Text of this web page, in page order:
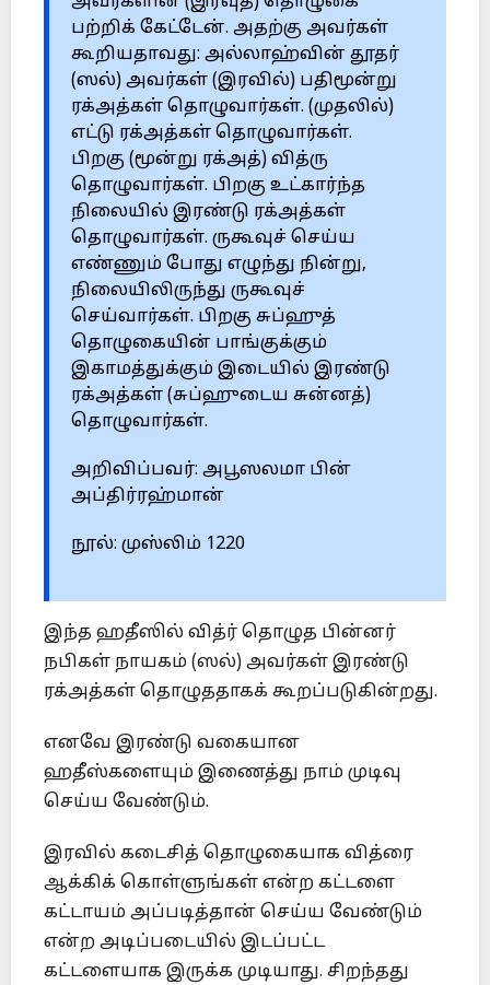
பற்றிக் கேட்டேன். அதற்கு அவர்கள்
கூறியதாவது: அல்லாஹ்வின் தூதர்
(ஸல்) அவர்கள் (இரவில்) பதிமூன்று
ரக்அத்கள் தொழுவார்கள். (முதலில்)
எட்டு ரக்அத்கள் தொழுவார்கள்.
பிறகு (மூன்று ரக்அத்) வித்ரு
தொழுவார்கள். பிறகு உட்கார்ந்த
நிலையில் இரண்டு ரக்அத்கள்
தொழுவார்கள். ருகூவுச் செய்ய
எண்ணும் போது எழுந்து நின்று,
நிலையிலிருந்து ருகூவுச்
செய்வார்கள். பிறகு சுப்ஹுத்
தொழுகையின் பாங்குக்கும்
இகாமத்துக்கும் இடையில் இரண்டு
ரக்அத்கள் (சுப்ஹுடைய சுன்னத்)
தொழுவார்கள்.
அறிவிப்பவர்: அபூஸலமா பின்
அப்திர்ரஹ்மான்
நூல்: முஸ்லிம் 1220
இந்த ஹதீஸில் வித்ர் தொழுத பின்னர்
நபிகள் நாயகம் (ஸல்) அவர்கள் இரண்டு
ரக்அத்கள் தொழுததாகக் கூறப்படுகின்றது.
எனவே இரண்டு வகையான
ஹதீஸ்களையும் இணைத்து நாம் முடிவு
செய்ய வேண்டும்.
இரவில் கடைசித் தொழுகையாக வித்ரை
ஆக்கிக் கொள்ளுங்கள் என்ற கட்டளை
கட்டாயம் அப்படித்தான் செய்ய வேண்டும்
என்ற அடிப்படையில் இடப்பட்ட
கட்டளையாக இருக்க முடியாது. சிறந்தது